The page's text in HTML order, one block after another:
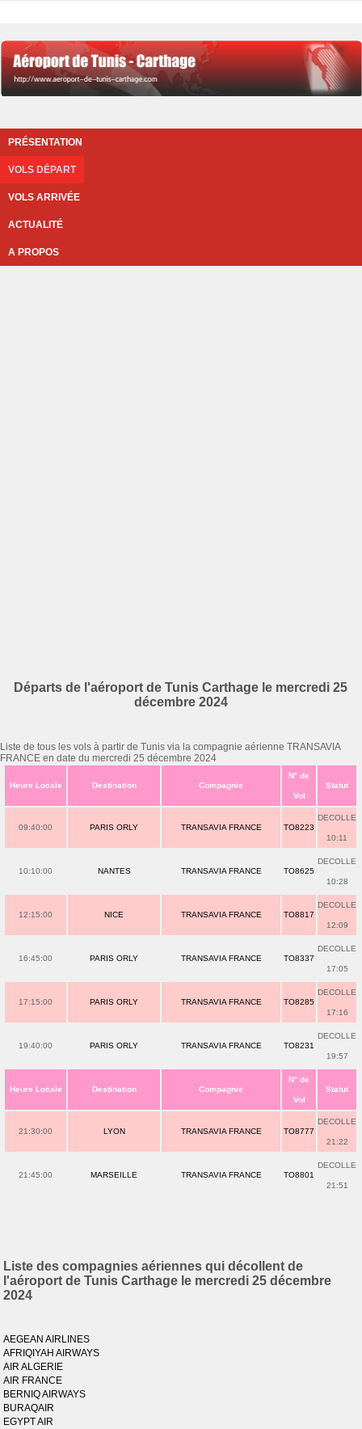
PRÉSENTATION
VOLS DÉPART
VOLS ARRIVÉE
ACTUALITÉ
A PROPOS
Départs de l'aéroport de Tunis Carthage le mercredi 25
décembre 2024
Liste de tous les vols à partir de Tunis via la compagnie aérienne TRANSAVIA
FRANCE en date du mercredi 25 décembre 2024
Heure Locale Destination Compagnie
N° de
Vol
Statut
09:40:00 PARIS ORLY TRANSAVIA FRANCE TO8223
DECOLLE
10:11
10:10:00 NANTES TRANSAVIA FRANCE TO8625
DECOLLE
10:28
12:15:00 NICE TRANSAVIA FRANCE TO8817
DECOLLE
12:09
16:45:00 PARIS ORLY TRANSAVIA FRANCE TO8337
DECOLLE
17:05
17:15:00 PARIS ORLY TRANSAVIA FRANCE TO8285
DECOLLE
17:16
19:40:00 PARIS ORLY TRANSAVIA FRANCE TO8231
DECOLLE
19:57
Heure Locale Destination Compagnie
N° de
Vol
Statut
21:30:00 LYON TRANSAVIA FRANCE TO8777
DECOLLE
21:22
21:45:00 MARSEILLE TRANSAVIA FRANCE TO8801
DECOLLE
21:51
Liste des compagnies aériennes qui décollent de
l'aéroport de Tunis Carthage le mercredi 25 décembre
2024
AEGEAN AIRLINES
AFRIQIYAH AIRWAYS
AIR ALGERIE
AIR FRANCE
BERNIQ AIRWAYS
BURAQAIR
EGYPT AIR